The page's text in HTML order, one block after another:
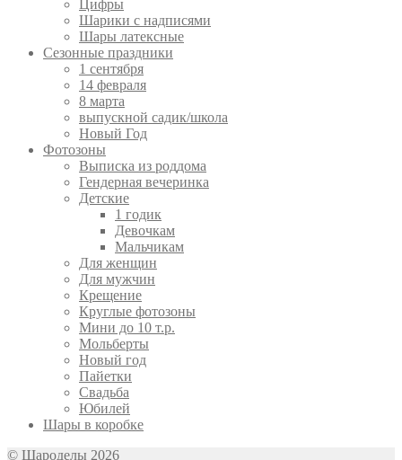
Цифры
Шарики с надписями
Шары латексные
Сезонные праздники
1 сентября
14 февраля
8 марта
выпускной садик/школа
Новый Год
Фотозоны
Выписка из роддома
Гендерная вечеринка
Детские
1 годик
Девочкам
Мальчикам
Для женщин
Для мужчин
Крещение
Круглые фотозоны
Мини до 10 т.р.
Мольберты
Новый год
Пайетки
Свадьба
Юбилей
Шары в коробке
© Шароделы 2026